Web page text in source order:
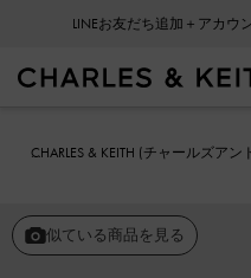
LINEお友だち追加＋アカウ
CHARLES & KEITH (チャールズア
似ている商品を見る